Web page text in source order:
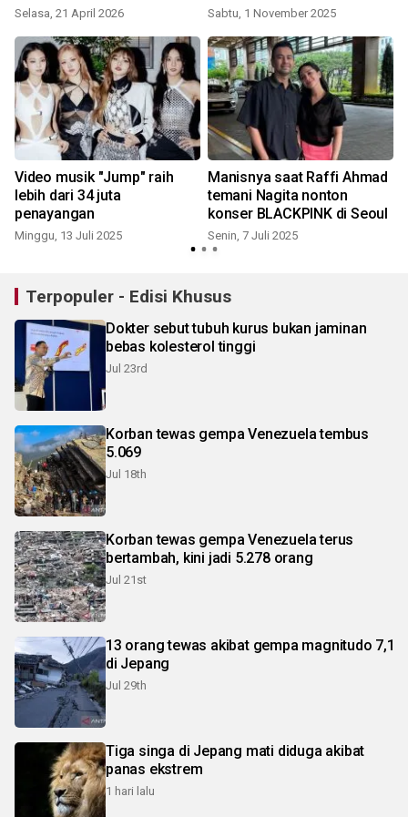
laki-lakinya
Selasa, 21 April 2026
Tour Jakarta
Sabtu, 1 November 2025
Video musik "Jump" raih
lebih dari 34 juta
penayangan
Minggu, 13 Juli 2025
Manisnya saat Raffi Ahmad
temani Nagita nonton
konser BLACKPINK di Seoul
Senin, 7 Juli 2025
Terpopuler - Edisi Khusus
Dokter sebut tubuh kurus bukan jaminan
bebas kolesterol tinggi
Jul 23rd
Korban tewas gempa Venezuela tembus
5.069
Jul 18th
Korban tewas gempa Venezuela terus
bertambah, kini jadi 5.278 orang
Jul 21st
13 orang tewas akibat gempa magnitudo 7,1
di Jepang
Jul 29th
Tiga singa di Jepang mati diduga akibat
panas ekstrem
1 hari lalu